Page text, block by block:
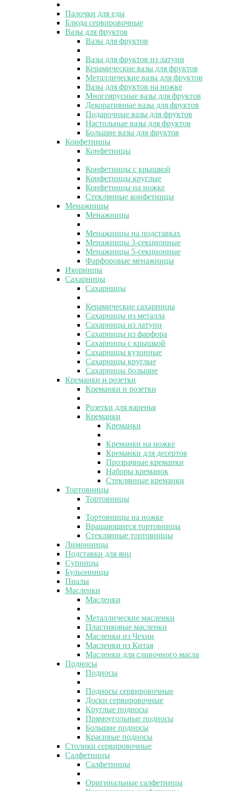
Палочки для еды
Блюда сервировочные
Вазы для фруктов
Вазы для фруктов
Вазы для фруктов из латуни
Керамические вазы для фруктов
Металлические вазы для фруктов
Вазы для фруктов на ножке
Многоярусные вазы для фруктов
Декоративные вазы для фруктов
Подарочные вазы для фруктов
Настольные вазы для фруктов
Большие вазы для фруктов
Конфетницы
Конфетницы
Конфетницы с крышкой
Конфетницы круглые
Конфетницы на ножке
Стеклянные конфетницы
Менажницы
Менажницы
Менажницы на подставках
Менажницы 3-секционные
Менажницы 5-секционные
Фарфоровые менажницы
Икорницы
Сахарницы
Сахарницы
Керамические сахарницы
Сахарницы из металла
Сахарницы из латуни
Сахарницы из фарфора
Сахарницы с крышкой
Сахарницы кухонные
Сахарницы круглые
Сахарницы большие
Креманки и розетки
Креманки и розетки
Розетки для варенья
Креманки
Креманки
Креманки на ножке
Креманки для десертов
Прозрачные креманки
Наборы креманок
Стеклянные креманки
Тортовницы
Тортовницы
Тортовницы на ножке
Вращающиеся тортовницы
Стеклянные тортовницы
Лимонницы
Подставки для яиц
Супницы
Бульонницы
Пиалы
Масленки
Масленки
Металлические масленки
Пластиковые масленки
Масленки из Чехии
Масленки из Китая
Масленки для сливочного масла
Подносы
Подносы
Подносы сервировочные
Доски сервировочные
Круглые подносы
Прямоугольные подносы
Большие подносы
Красивые подносы
Столики сервировочные
Салфетницы
Салфетницы
Оригинальные салфетницы